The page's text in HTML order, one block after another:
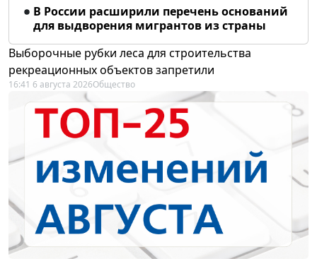
В России расширили перечень оснований
для выдворения мигрантов из страны
Выборочные рубки леса для строительства
рекреационных объектов запретили
16:41 6 августа 2026Общество